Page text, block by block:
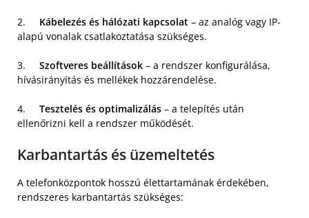
2. Kábelezés és hálózati kapcsolat – az analóg vagy IP-
alapú vonalak csatlakoztatása szükséges.
3. Szoftveres beállítások – a rendszer konfigurálása,
hívásirányítás és mellékek hozzárendelése.
4. Tesztelés és optimalizálás – a telepítés után
ellenőrizni kell a rendszer működését.
Karbantartás és üzemeltetés
A telefonközpontok hosszú élettartamának érdekében,
rendszeres karbantartás szükséges: